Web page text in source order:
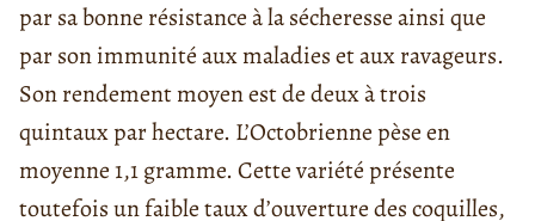
par sa bonne résistance à la sécheresse ainsi que
par son immunité aux maladies et aux ravageurs.
Son rendement moyen est de deux à trois
quintaux par hectare. L’Octobrienne pèse en
moyenne 1,1 gramme. Cette variété présente
toutefois un faible taux d’ouverture des coquilles,